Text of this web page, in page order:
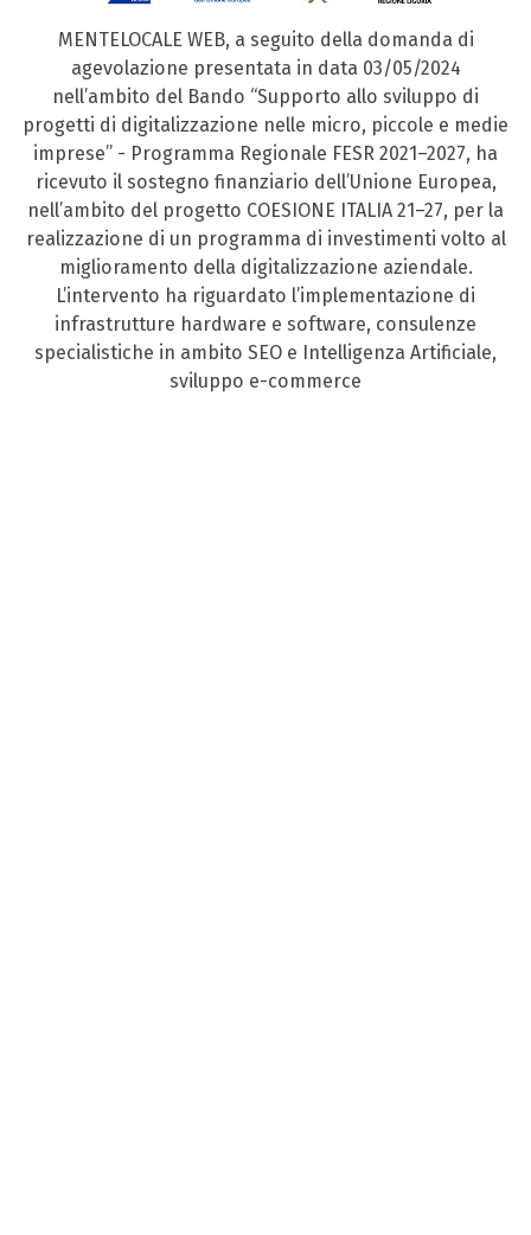
MENTELOCALE WEB, a seguito della domanda di
agevolazione presentata in data 03/05/2024
nell’ambito del Bando “Supporto allo sviluppo di
progetti di digitalizzazione nelle micro, piccole e medie
imprese” - Programma Regionale FESR 2021–2027, ha
ricevuto il sostegno finanziario dell’Unione Europea,
nell’ambito del progetto COESIONE ITALIA 21–27, per la
realizzazione di un programma di investimenti volto al
miglioramento della digitalizzazione aziendale.
L’intervento ha riguardato l’implementazione di
infrastrutture hardware e software, consulenze
specialistiche in ambito SEO e Intelligenza Artificiale,
sviluppo e-commerce